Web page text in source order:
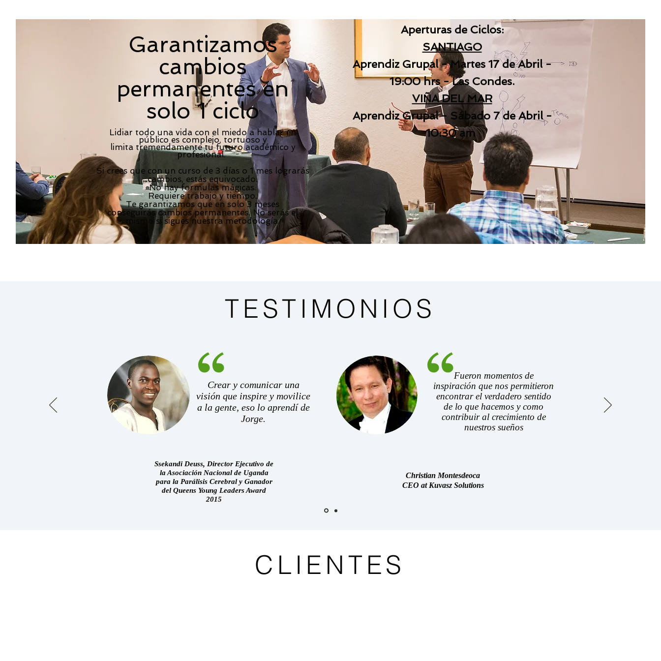
Garantizamos
cambios
permanentes en
solo 1 ciclo
Lidiar todo una vida con el miedo a hablar en
público es complejo, tortuoso y
limita tremendamente tu futuro académico y
profesional.
Si crees que con un curso de 3 días o 1 mes lograrás
cambios, estás equivocado.
No hay formulas mágicas.
Requiere trabajo y tiempo.
Te garantizamos que en solo 3 meses
conseguirás cambios permanentes. No serás el
mismo si sigues nuestra metodología.
Aperturas de Ciclos:
SANTIAGO
Aprendiz Grupal -Martes 17 de Abril -
19:00 hrs - Las Condes.
VIÑA DEL MAR
Aprendiz Grupal - Sábado 7 de Abril -
10:30 am
TESTIMONIOS
Crear y comunicar una
visión que inspire y movilice
a la gente, eso lo aprendí de
Jorge.
Ssekandi Deuss, Director Ejecutivo de
la Asociación Nacional de Uganda
para la Parálisis Cerebral y Ganador
del Queens Young Leaders Award
2015
Fueron momentos de
inspiración que nos permitieron
encontrar el verdadero sentido
de lo que hacemos y como
contribuir al crecimiento de
nuestros sueños
Christian Montesdeoca
CEO at Kuvasz Solutions
CLIENTES